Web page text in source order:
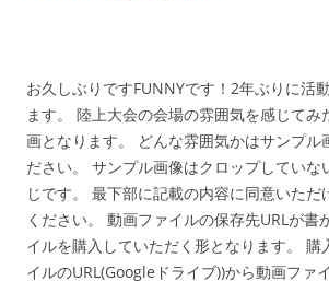
お久しぶりですFUNNYです！2年ぶりに活
ます。 陸上大会の会場の雰囲気を感じてみ
画となります。 どんな雰囲気かはサンプル
ださい。 サンプル画像はクロップしていな
じです。 最下部に記載の内容に同意いただ
ください。 動画ファイルの保存先URLが書
イルを購入していただく形となります。 購
イルのURL(Googleドライブ))から動画ファ